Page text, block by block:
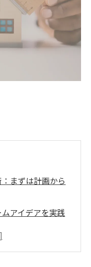
まずは計画から
アイデアを実践
抑えるためのコ